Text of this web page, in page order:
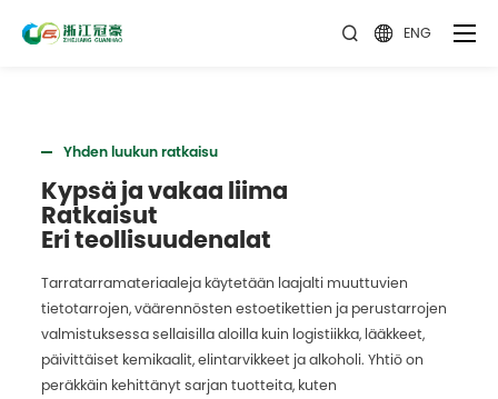
  ENG
Yhden luukun ratkaisu
Kypsä ja vakaa liima
Ratkaisut
Eri teollisuudenalat
Tarratarramateriaaleja käytetään laajalti muuttuvien
tietotarrojen, väärennösten estoetikettien ja perustarrojen
valmistuksessa sellaisilla aloilla kuin logistiikka, lääkkeet,
päivittäiset kemikaalit, elintarvikkeet ja alkoholi. Yhtiö on
peräkkäin kehittänyt sarjan tuotteita, kuten